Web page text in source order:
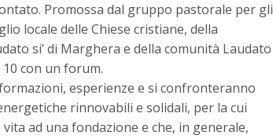
Promossa dal gruppo pastorale per gli
locale delle Chiese cristiane, della
si’ di Marghera e della comunità Laudato
con un forum.
esperienze e si confronteranno
rinnovabili e solidali, per la cui
ad una fondazione e che, in generale,